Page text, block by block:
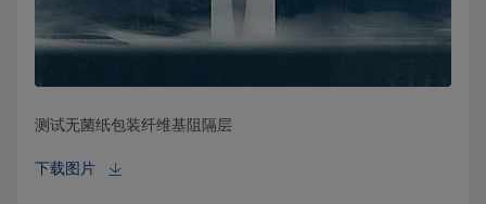
测试无菌纸包装纤维基阻隔层
下载图片